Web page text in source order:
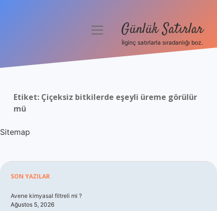
Yasal Uyarı
menüyü Günlük Satırlar
İlginç satırlarla sıradanlığı boz.
Etiket: Çiçeksiz bitkilerde eşeyli üreme görülür
mü
Sitemap
Sidebar
SON YAZILAR
Avene kimyasal filtreli mi ?
Ağustos 5, 2026